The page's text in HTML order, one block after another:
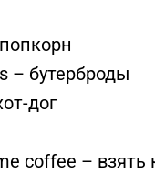
– бутерброды
дог
coffee – взять